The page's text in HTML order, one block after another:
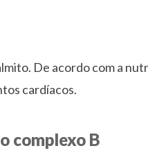
De acordo com a
cardíacos.
complexo B